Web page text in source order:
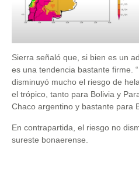
Sierra señaló que, si bien es un
es una tendencia bastante firme.
disminuyó mucho el riesgo de
el trópico, tanto para Bolivia y
Chaco argentino y bastante para
En contrapartida, el riesgo no
sureste bonaerense.